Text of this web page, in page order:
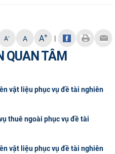
A- A A+ |
QUAN TÂM
vật liệu phục vụ đề tài nghiên
thuê ngoài phục vụ đề tài
vật liệu phục vụ đề tài nghiên